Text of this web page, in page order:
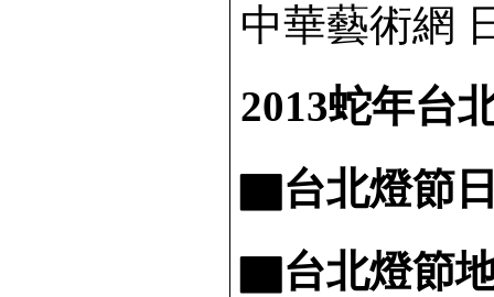
中華藝術網
2013蛇年台
▇台北燈節日
▇台北燈節